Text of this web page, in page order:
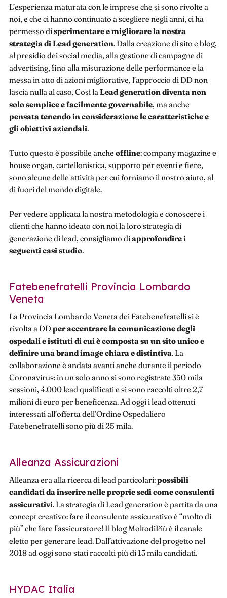
L’esperienza maturata con le imprese che si sono rivolte a
noi, e che ci hanno continuato a scegliere negli anni, ci ha
permesso disperimentare e migliorare la nostra
strategia di Lead generation. Dalla creazione di sito e blog,
al presidio dei social media, alla gestione di campagne di
advertising, fino alla misurazione delle performance e la
messa in atto di azioni migliorative, l’approccio di DD non
lascia nulla al caso. Così la Lead generation diventa non
solo semplice e facilmente governabile, ma anche
pensata tenendo in considerazione le caratteristiche e
gli obiettivi aziendali.
Tutto questo è possibile anche offline: company magazine e
house organ, cartellonistica, supporto per eventi e fiere,
sono alcune delle attività per cui forniamo il nostro aiuto, al
di fuori del mondo digitale.
Per vedere applicata la nostra metodologia e conoscere i
clienti che hanno ideato con noi la loro strategia di
generazione di lead, consigliamo diapprofondire i
seguenti casi studio.
Fatebenefratelli Provincia Lombardo
Veneta
La Provincia Lombardo Veneta dei Fatebenefratelli si è
rivolta a DDper accentrare la comunicazione degli
ospedali e istituti di cui è composta su un sito unico e
definire una brand image chiara e distintiva. La
collaborazione è andata avanti anche durante il periodo
Coronavirus: in un solo anno si sono registrate 350 mila
sessioni, 4.000 lead qualificati e si sono raccolti oltre 2,7
milioni di euro per beneficenza. Ad oggi i lead ottenuti
interessati all’offerta dell’Ordine Ospedaliero
Fatebenefratelli sono più di 25 mila.
Alleanza Assicurazioni
Alleanza era alla ricerca di lead particolari:possibili
candidati da inserire nelle proprie sedi come consulenti
assicurativi. La strategia di Lead generation è partita da una
concept creativo: fare il consulente assicurativo è “molto di
più” che fare l’assicuratore! Il blog MoltodiPiù è il canale
eletto per generare lead. Dall’attivazione del progetto nel
2018 ad oggi sono stati raccolti più di 13 mila candidati.
HYDAC Italia